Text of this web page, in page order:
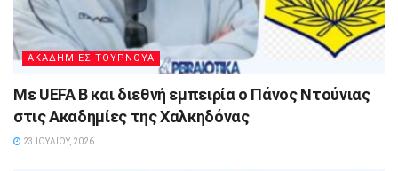
ΑΚΑΔΗΜΙΕΣ-ΤΟΥΡΝΟΥΑ
Με UEFA B και διεθνή εμπειρία ο Πάνος Ντούνιας
στις Ακαδημίες της Χαλκηδόνας
23 ΙΟΥΛΊΟΥ, 2026